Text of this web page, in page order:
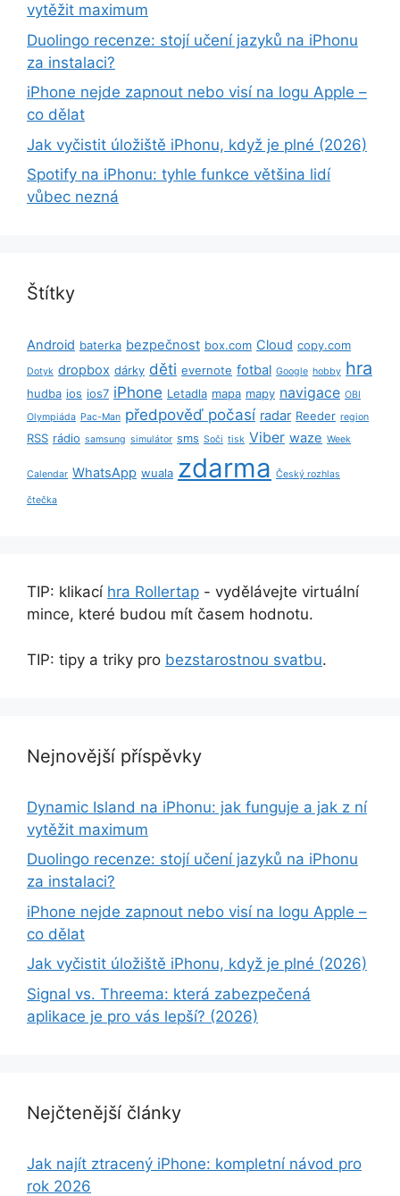
vytěžit maximum
Duolingo recenze: stojí učení jazyků na iPhonu
za instalaci?
iPhone nejde zapnout nebo visí na logu Apple –
co dělat
Jak vyčistit úložiště iPhonu, když je plné (2026)
Spotify na iPhonu: tyhle funkce většina lidí
vůbec nezná
Štítky
Android baterka bezpečnost box.com Cloud copy.com
Dotyk dropbox dárky děti evernote fotbal Google hobby hra
hudba ios ios7 iPhone Letadla mapa mapy navigace OBI
Olympiáda Pac-Man předpověď počasí radar Reeder region
RSS rádio samsung simulátor sms Soči tisk Viber waze Week
Calendar WhatsApp wuala zdarma Český rozhlas
čtečka
TIP: klikací hra Rollertap - vydělávejte virtuální
mince, které budou mít časem hodnotu.
TIP: tipy a triky pro bezstarostnou svatbu.
Nejnovější příspěvky
Dynamic Island na iPhonu: jak funguje a jak z ní
vytěžit maximum
Duolingo recenze: stojí učení jazyků na iPhonu
za instalaci?
iPhone nejde zapnout nebo visí na logu Apple –
co dělat
Jak vyčistit úložiště iPhonu, když je plné (2026)
Signal vs. Threema: která zabezpečená
aplikace je pro vás lepší? (2026)
Nejčtenější články
Jak najít ztracený iPhone: kompletní návod pro
rok 2026